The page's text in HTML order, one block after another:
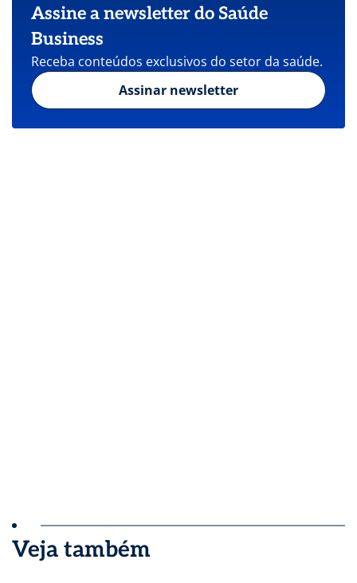
Assine a newsletter do Saúde
Business
Receba conteúdos exclusivos do setor da saúde.
Assinar newsletter
Veja também